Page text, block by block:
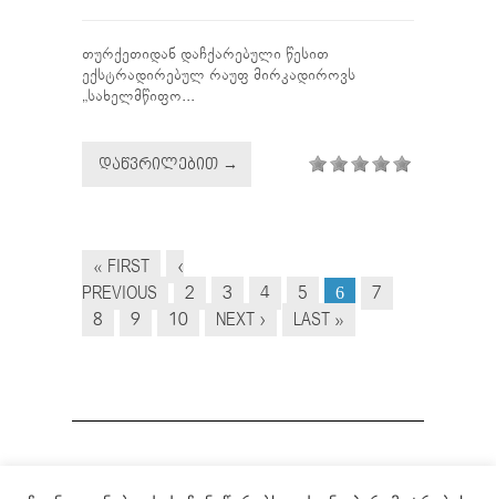
თურქეთიდან დაჩქარებული წესით
ექსტრადირებულ რაუფ მირკადიროვს
„სახელმწიფო...
ᲓᲐᲬᲕᲠᲘᲚᲔᲑᲘᲗ →
« FIRST
‹
PREVIOUS
2 3 4 5 6
7
8
9 10 NEXT › LAST »